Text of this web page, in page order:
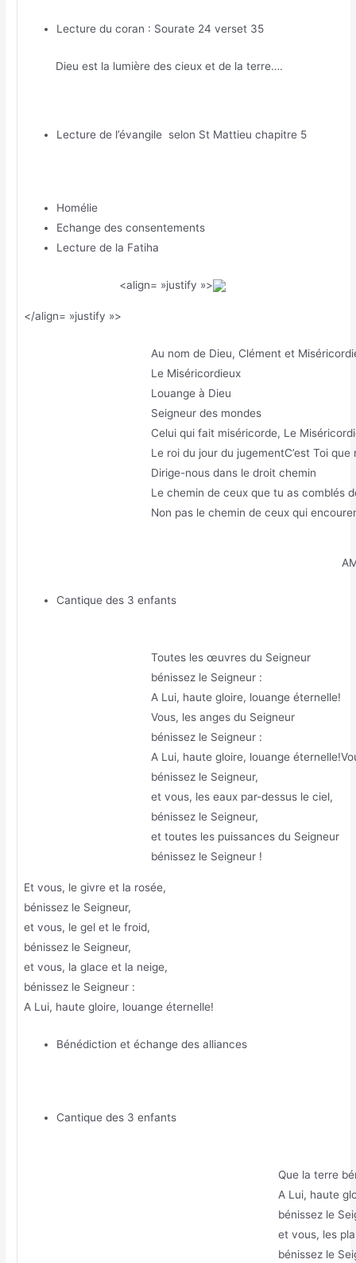
Lecture du coran : Sourate 24 verset 35
Dieu est la lumière des cieux et de la terre….
Lecture de l’évangile selon St Mattieu chapitre 5
Homélie
Echange des consentements
Lecture de la Fatiha
<align= »justify »>
</align= »justify »>
Au nom de Dieu, Clément et
Le Miséricordieux
Louange à Dieu
Seigneur des mondes
Celui qui fait miséricorde, Le
Le roi du jour du jugementC’est Toi
Dirige-nous dans le droit chemin
Le chemin de ceux que tu as comblés
Non pas le chemin de ceux qui
Cantique des 3 enfants
Toutes les œuvres du Seigneur
bénissez le Seigneur :
A Lui, haute gloire, louange éternelle!
Vous, les anges du Seigneur
bénissez le Seigneur :
A Lui, haute gloire, louange
bénissez le Seigneur,
et vous, les eaux par-dessus le ciel,
bénissez le Seigneur,
et toutes les puissances du Seigneur
bénissez le Seigneur !
Et vous, le givre et la rosée,
bénissez le Seigneur,
et vous, le gel et le froid,
bénissez le Seigneur,
et vous, la glace et la neige,
bénissez le Seigneur :
A Lui, haute gloire, louange éternelle!
Bénédiction et échange des alliances
Cantique des 3 enfants
Que la terre
A Lui, haute
bénissez le
et vous, les
bénissez le